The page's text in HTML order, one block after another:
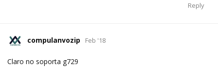
Reply
compulanvozip Feb '18
Claro no soporta g729